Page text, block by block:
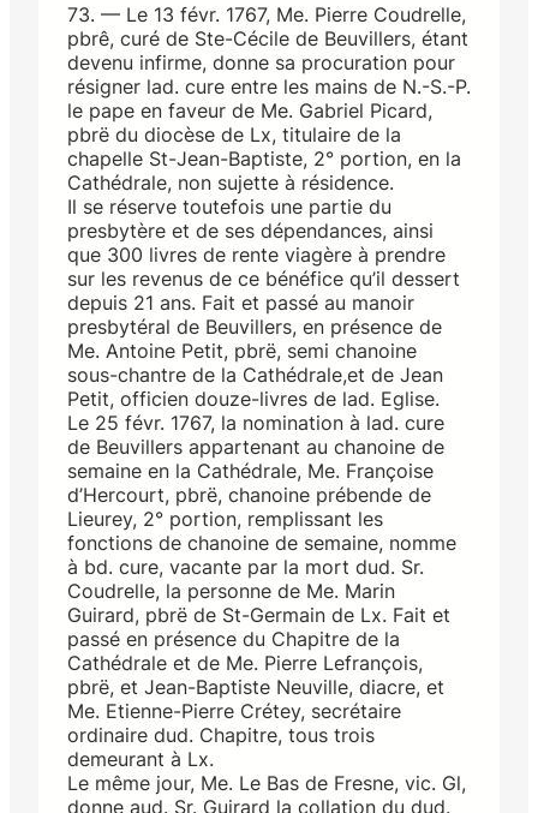
73. — Le 13 févr. 1767, Me. Pierre Coudrelle,
pbrê, curé de Ste-Cécile de Beuvillers, étant
devenu infirme, donne sa procuration pour
résigner lad. cure entre les mains de N.-S.-P.
le pape en faveur de Me. Gabriel Picard,
pbrë du diocèse de Lx, titulaire de la
chapelle St-Jean-Baptiste, 2° portion, en la
Cathédrale, non sujette à résidence.
Il se réserve toutefois une partie du
presbytère et de ses dépendances, ainsi
que 300 livres de rente viagère à prendre
sur les revenus de ce bénéfice qu’il dessert
depuis 21 ans. Fait et passé au manoir
presbytéral de Beuvillers, en présence de
Me. Antoine Petit, pbrë, semi chanoine
sous-chantre de la Cathédrale,et de Jean
Petit, officien douze-livres de lad. Eglise.
Le 25 févr. 1767, la nomination à lad. cure
de Beuvillers appartenant au chanoine de
semaine en la Cathédrale, Me. Françoise
d’Hercourt, pbrë, chanoine prébende de
Lieurey, 2° portion, remplissant les
fonctions de chanoine de semaine, nomme
à bd. cure, vacante par la mort dud. Sr.
Coudrelle, la personne de Me. Marin
Guirard, pbrë de St-Germain de Lx. Fait et
passé en présence du Chapitre de la
Cathédrale et de Me. Pierre Lefrançois,
pbrë, et Jean-Baptiste Neuville, diacre, et
Me. Etienne-Pierre Crétey, secrétaire
ordinaire dud. Chapitre, tous trois
demeurant à Lx.
Le même jour, Me. Le Bas de Fresne, vic. Gl,
donne aud. Sr. Guirard la collation du dud.